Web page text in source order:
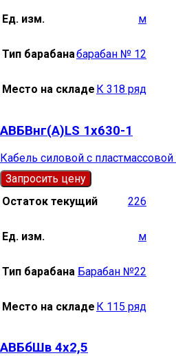
Ед. изм. м
Тип барабанабарабан № 12
Место на складе К 318 ряд
АВБВнг(А)LS 1х630-1
Кабель силовой с
Запросить цену
Остаток текущий
226
Ед. изм. м
Тип барабана Барабан №22
Место на складе К 115 ряд
АВБбШв 4х2,5